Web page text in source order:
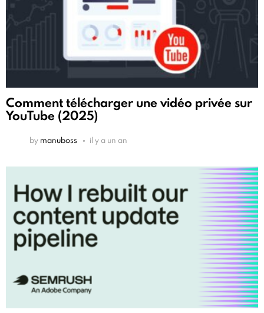
Comment télécharger une vidéo privée sur
YouTube (2025)
by manuboss il y a un an